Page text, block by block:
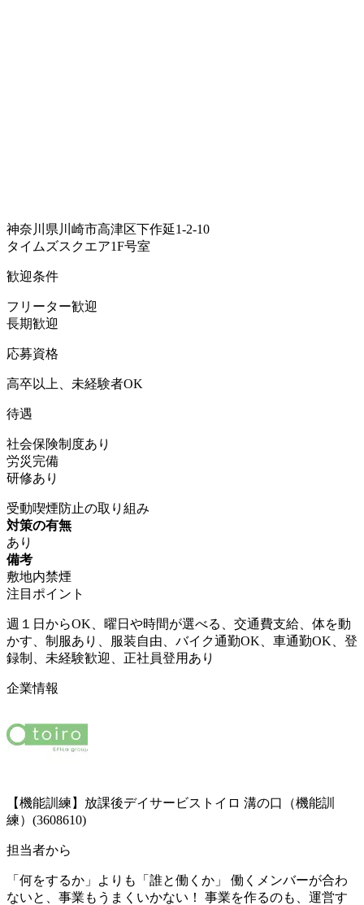
神奈川県川崎市高津区下作延1-2-10
タイムズスクエア1F号室
歓迎条件
フリーター歓迎
長期歓迎
応募資格
高卒以上、未経験者OK
待遇
社会保険制度あり
労災完備
研修あり
受動喫煙防止の取り組み
対策の有無
あり
備考
敷地内禁煙
注目ポイント
週１日からOK、曜日や時間が選べる、交通費支給、体を動
かす、制服あり、服装自由、バイク通勤OK、車通勤OK、登
録制、未経験歓迎、正社員登用あり
企業情報
【機能訓練】放課後デイサービストイロ 溝の口（機能訓
練）(3608610)
担当者から
「何をするか」よりも「誰と働くか」 働くメンバーが合わ
ないと、事業もうまくいかない！ 事業を作るのも、運営す